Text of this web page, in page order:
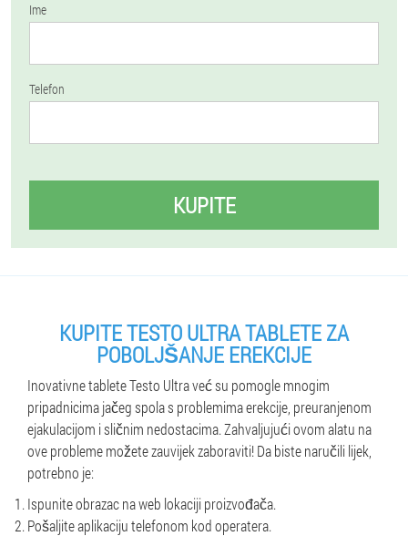
Ime
Telefon
KUPITE
KUPITE TESTO ULTRA TABLETE ZA
POBOLJŠANJE EREKCIJE
Inovativne tablete Testo Ultra već su pomogle mnogim
pripadnicima jačeg spola s problemima erekcije, preuranjenom
ejakulacijom i sličnim nedostacima. Zahvaljujući ovom alatu na
ove probleme možete zauvijek zaboraviti! Da biste naručili lijek,
potrebno je:
Ispunite obrazac na web lokaciji proizvođača.
Pošaljite aplikaciju telefonom kod operatera.